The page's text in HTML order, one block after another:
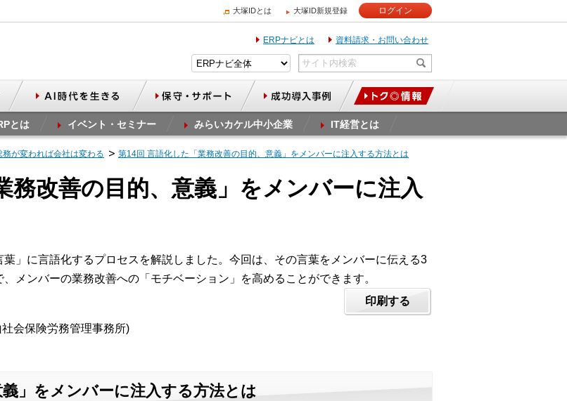
大塚IDとは 大塚ID新規登録 ログイン
ERPナビとは 資料請求・お問い合わせ
とは イベント・セミナー みらいカケル中小企業 IT経営とは
務が変われば会社は変わる 第14回 言語化した「業務改善の目的、意義」をメンバーに注入する方法とは
務改善の目的、意義」をメンバーに注入
」に言語化するプロセスを解説しました。今回は、その言葉をメンバーに伝える3
メンバーの業務改善への「モチベーション」を高めることができます。
会保険労務管理事務所)
印刷する
」をメンバーに注入する方法とは